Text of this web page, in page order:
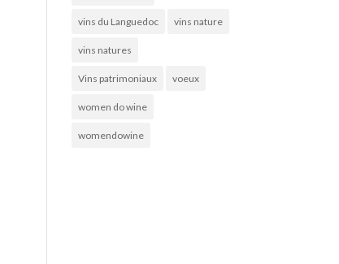
vins du Languedoc vins nature
vins natures
Vins patrimoniaux voeux
women do wine
womendowine